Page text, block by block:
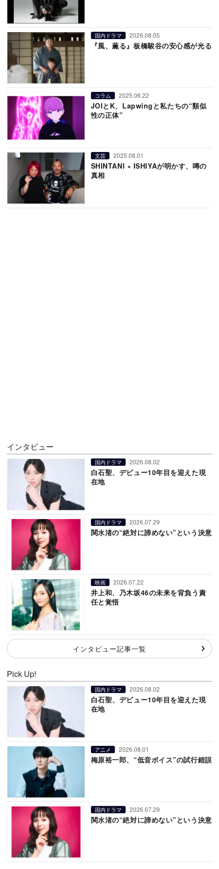
国内ドラマ 2026.08.05
『風、薫る』板橋駿谷の安心感が光る
コラム 2025.06.22
JOIとK、Lapwingと私たちの“類似
性の正体”
文芸 2025.08.01
SHINTANI × ISHIYAが明かす、噂の
真相
インタビュー
国内ドラマ 2026.08.02
白石聖、デビュー10年目を迎えた現
在地
国内ドラマ 2026.07.29
関水渚の“絶対に諦めない”という決意
映画 2026.07.22
井上和、乃木坂46の未来を背負う責
任と覚悟
インタビュー記事一覧
Pick Up!
国内ドラマ 2026.08.02
白石聖、デビュー10年目を迎えた現
在地
アニメ 2026.08.01
梅原裕一郎、“低音ボイス”の試行錯誤
国内ドラマ 2026.07.29
関水渚の“絶対に諦めない”という決意